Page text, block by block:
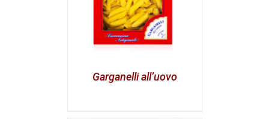
Garganelli all’uovo